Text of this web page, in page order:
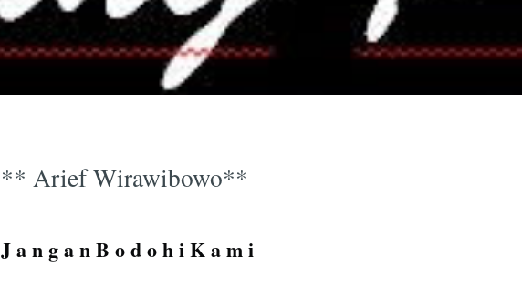
** Arief Wirawibowo**
J a n g a n B o d o h i K a m i